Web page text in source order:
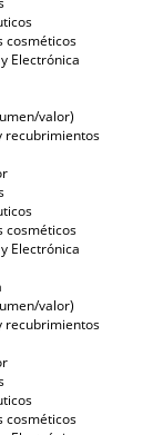
cosméticos
Electrónica
valor)
recubrimientos
cosméticos
Electrónica
valor)
recubrimientos
cosméticos